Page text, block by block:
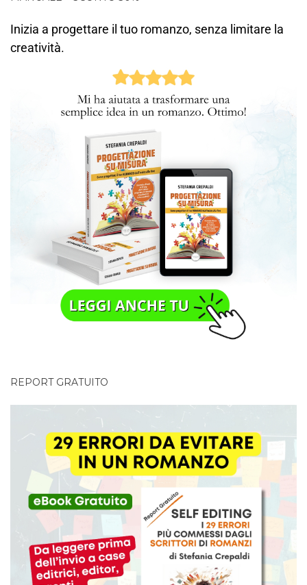
Inizia a progettare il tuo romanzo, senza limitare la
creatività.
REPORT GRATUITO